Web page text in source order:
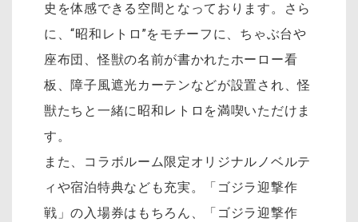
史を体感できる空間となっております。さら
に、“昭和レトロ”をモチーフに、ちゃぶ台や
座布団、怪獣の名前が書かれたホーロー看
板、障子風遮光カーテンなどが設置され、怪
獣たちと一緒に昭和レトロを満喫いただけま
す。
また、コラボルーム限定オリジナルノベルテ
ィや宿泊特典なども充実。「ゴジラ迎撃作
戦」の入場券はもちろん、「ゴジラ迎撃作